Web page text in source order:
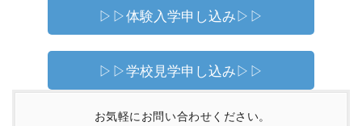
▷▷体験入学申し込み▷▷
▷▷学校見学申し込み▷▷
お気軽にお問い合わせください。